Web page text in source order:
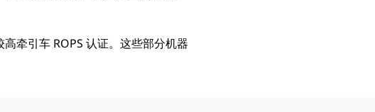
牵引车 ROPS 认证。这些部分机器